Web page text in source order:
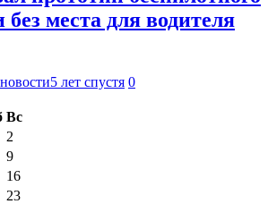
без места для водителя
5 лет спустя 0
Вс
2
9
16
23